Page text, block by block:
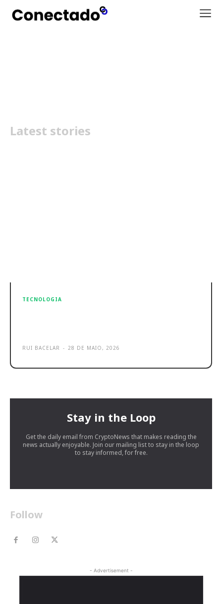
Latest stories
TECNOLOGIA
RUI BACELAR - 28 DE MAIO, 2026
Stay in the Loop
Get the daily email from CryptoNews that makes reading the
news actually enjoyable. Join our mailing list to stay in the loop
to stay informed, for free.
Follow
- Advertisement -